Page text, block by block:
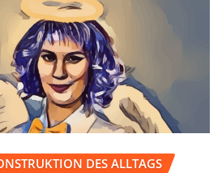
DES ALLTAGS